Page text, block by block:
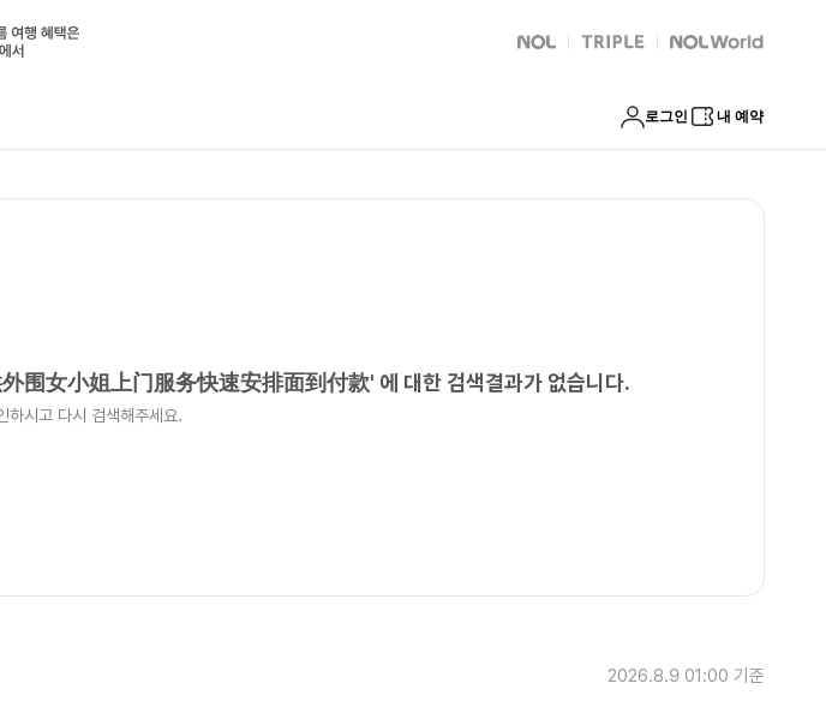
围女小姐上门服务快速安排面到付款 NOL 트리플 Global Interpark
로그인 내 예약
围女小姐上门服务快速安排面到付款' 에 대한 검색결과가 없습니다.
하시고 다시 검색해주세요.
2026.8.9 01:00 기준